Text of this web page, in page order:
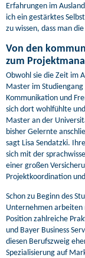
Erfahrungen im
ich ein gestärktes
zu wissen, dass man
Von den
zum
Obwohl sie die Zeit im
Master im
Kommunikation und
sich dort wohlfühlte
Master an der
bisher Gelernte
sagt Lisa Sendatzki.
sich mit der
einer großen
Projektkoordination
Schon zu Beginn des
Unternehmen arbeiten
Position zahlreiche
und Bayer Business
diesen Berufszweig
Spezialisierung auf